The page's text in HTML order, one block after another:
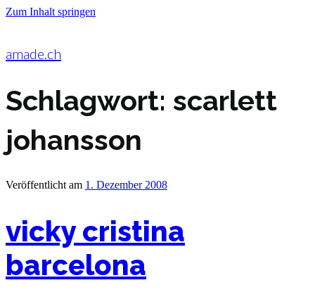
Zum Inhalt springen
amade.ch
Schlagwort: scarlett
johansson
Veröffentlicht am 1. Dezember 2008
vicky cristina
barcelona